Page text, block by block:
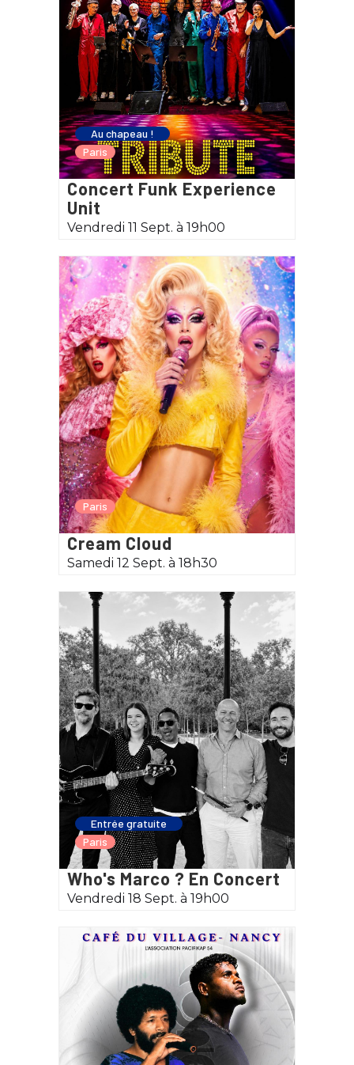
Au chapeau !
Paris
Concert Funk Experience
Unit
Vendredi 11 Sept. à 19h00
Paris
Cream Cloud
Samedi 12 Sept. à 18h30
Entrée gratuite
Paris
Who's Marco ? En Concert
Vendredi 18 Sept. à 19h00